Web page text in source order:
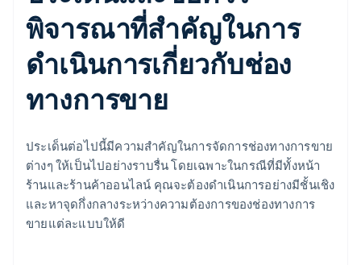
พิจารณาที่สำคัญในการ
ดำเนินการเกี่ยวกับช่อง
ทางการขาย
ประเด็นต่อไปนี้มีความสำคัญในการจัดการช่องทางการขาย
ต่างๆ ให้เป็นไปอย่างราบรื่น โดยเฉพาะในกรณีที่มีทั้งหน้า
ร้านและร้านค้าออนไลน์ คุณจะต้องดำเนินการอย่างมีชั้นเชิง
และหาจุดกึ่งกลางระหว่างความต้องการของช่องทางการ
ขายแต่ละแบบให้ดี